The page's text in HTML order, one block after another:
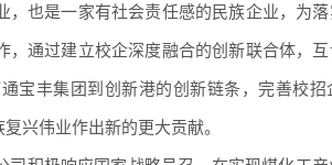
也是一家有社会责任感的民族企业，为
通过建立校企深度融合的创新联合体，互
宝丰集团到创新港的创新链条，完善校招
兴伟业作出新的更大贡献。